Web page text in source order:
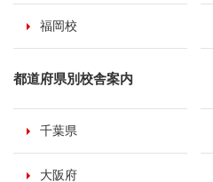
福岡校
都道府県別校舎案内
千葉県
大阪府